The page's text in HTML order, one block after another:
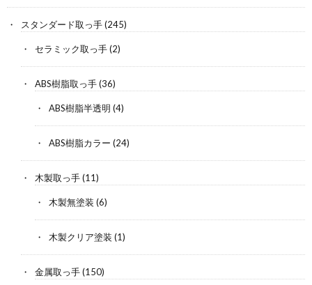
スタンダード取っ手(245)
セラミック取っ手(2)
ABS樹脂取っ手(36)
ABS樹脂半透明 (4)
ABS樹脂カラー (24)
木製取っ手(11)
木製無塗装 (6)
木製クリア塗装 (1)
金属取っ手(150)